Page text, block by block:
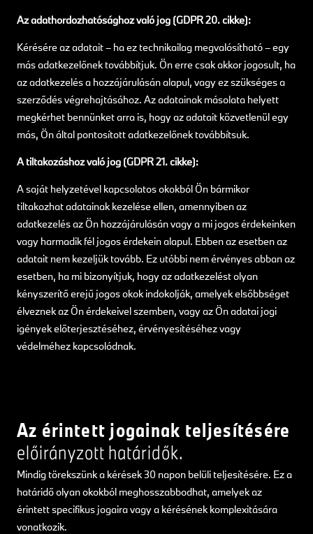
Az adathordozhatósághoz való jog (GDPR 20. cikke):
Kérésére az adatait – ha ez technikailag megvalósítható – egy
más adatkezelőnek továbbítjuk. Ön erre csak akkor jogosult, ha
az adatkezelés a hozzájárulásán alapul, vagy ez szükséges a
szerződés végrehajtásához. Az adatainak másolata helyett
megkérhet bennünket arra is, hogy az adatait közvetlenül egy
más, Ön által pontosított adatkezelőnek továbbítsuk.
A tiltakozáshoz való jog (GDPR 21. cikke):
A saját helyzetével kapcsolatos okokból Ön bármikor
tiltakozhat adatainak kezelése ellen, amennyiben az
adatkezelés az Ön hozzájárulásán vagy a mi jogos érdekeinken
vagy harmadik fél jogos érdekein alapul. Ebben az esetben az
adatait nem kezeljük tovább. Ez utóbbi nem érvényes abban az
esetben, ha mi bizonyítjuk, hogy az adatkezelést olyan
kényszerítő erejű jogos okok indokolják, amelyek elsőbbséget
élveznek az Ön érdekeivel szemben, vagy az Ön adatai jogi
igények előterjesztéséhez, érvényesítéséhez vagy
védelméhez kapcsolódnak.
Az érintett jogainak teljesítésére
előirányzott határidők.
Mindig törekszünk a kérések 30 napon belüli teljesítésére. Ez a
határidő olyan okokból meghosszabbodhat, amelyek az
érintett specifikus jogaira vagy a kérésének komplexitására
vonatkozik.